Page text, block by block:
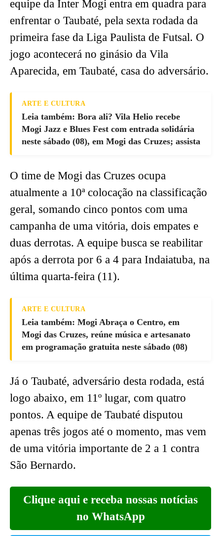
equipe da Inter Mogi entra em quadra para
enfrentar o Taubaté, pela sexta rodada da
primeira fase da Liga Paulista de Futsal. O
jogo acontecerá no ginásio da Vila
Aparecida, em Taubaté, casa do adversário.
ARTE E CULTURA
Leia também: Bora ali? Vila Helio recebe
Mogi Jazz e Blues Fest com entrada solidária
neste sábado (08), em Mogi das Cruzes; assista
O time de Mogi das Cruzes ocupa
atualmente a 10ª colocação na classificação
geral, somando cinco pontos com uma
campanha de uma vitória, dois empates e
duas derrotas. A equipe busca se reabilitar
após a derrota por 6 a 4 para Indaiatuba, na
última quarta-feira (11).
ARTE E CULTURA
Leia também: Mogi Abraça o Centro, em
Mogi das Cruzes, reúne música e artesanato
em programação gratuita neste sábado (08)
Já o Taubaté, adversário desta rodada, está
logo abaixo, em 11º lugar, com quatro
pontos. A equipe de Taubaté disputou
apenas três jogos até o momento, mas vem
de uma vitória importante de 2 a 1 contra
São Bernardo.
Clique aqui e receba nossas notícias
no WhatsApp